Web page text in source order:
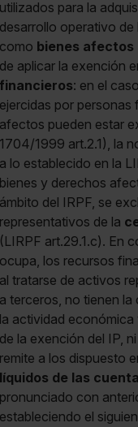
utilizados para la
desarrollo operativo
como bienes afectos
de aplicar la exención
financieros: en el
ejercidas por
afectos pueden estar
1704/1999 art.2.1), la
a lo establecido en la
bienes y derechos
ámbito del IRPF, se
representativos de la
(LIRPF art.29.1.c). En
ocupa, los recursos
al tratarse de activos
a terceros, no tienen
la actividad
de la exención del IP,
remite a los dispuesto
líquidos de las
pronunciado con
estableciendo el